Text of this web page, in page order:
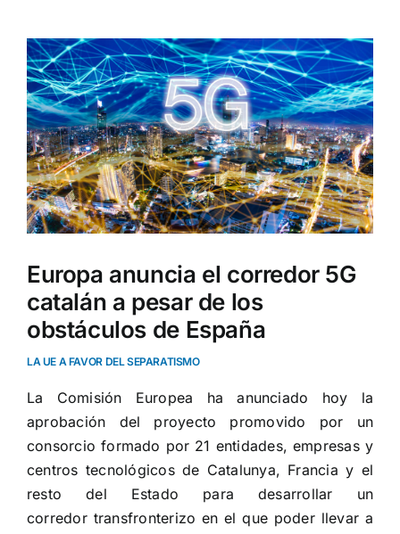
Ver
imagen
más
grande
Europa anuncia el corredor 5G
catalán a pesar de los
obstáculos de España
LA UE A FAVOR DEL SEPARATISMO
La Comisión Europea ha anunciado hoy la
aprobación del proyecto promovido por un
consorcio formado por 21 entidades, empresas y
centros tecnológicos de Catalunya, Francia y el
resto del Estado para desarrollar un
corredor transfronterizo en el que poder llevar a